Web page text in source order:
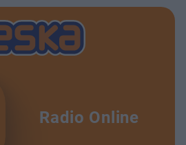
Radio Online